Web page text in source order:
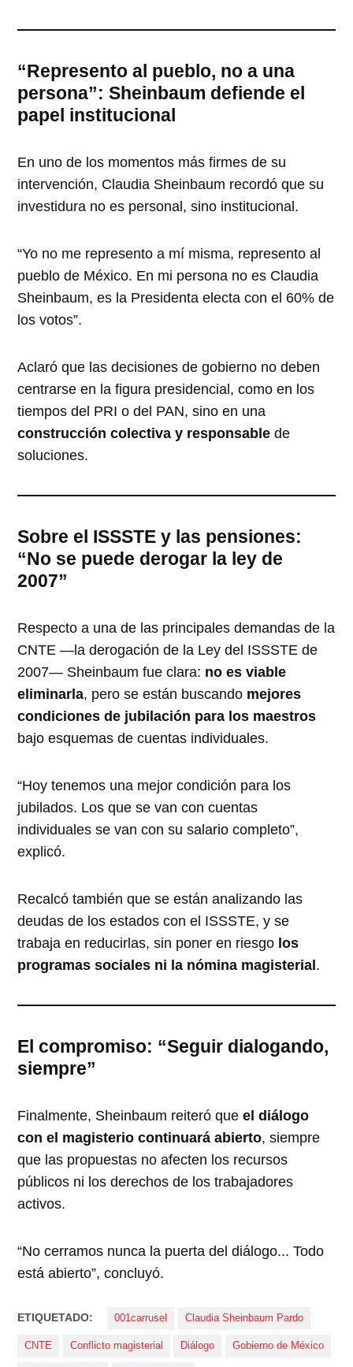
“Represento al pueblo, no a una
persona”: Sheinbaum defiende el
papel institucional
En uno de los momentos más firmes de su
intervención, Claudia Sheinbaum recordó que su
investidura no es personal, sino institucional.
“Yo no me represento a mí misma, represento al
pueblo de México. En mi persona no es Claudia
Sheinbaum, es la Presidenta electa con el 60% de
los votos”.
Aclaró que las decisiones de gobierno no deben
centrarse en la figura presidencial, como en los
tiempos del PRI o del PAN, sino en una
construcción colectiva y responsable de
soluciones.
Sobre el ISSSTE y las pensiones:
“No se puede derogar la ley de
2007”
Respecto a una de las principales demandas de la
CNTE —la derogación de la Ley del ISSSTE de
2007— Sheinbaum fue clara: no es viable
eliminarla, pero se están buscando mejores
condiciones de jubilación para los maestros
bajo esquemas de cuentas individuales.
“Hoy tenemos una mejor condición para los
jubilados. Los que se van con cuentas
individuales se van con su salario completo”,
explicó.
Recalcó también que se están analizando las
deudas de los estados con el ISSSTE, y se
trabaja en reducirlas, sin poner en riesgo los
programas sociales ni la nómina magisterial .
El compromiso: “Seguir dialogando,
siempre”
Finalmente, Sheinbaum reiteró queel diálogo
con el magisterio continuará abierto, siempre
que las propuestas no afecten los recursos
públicos ni los derechos de los trabajadores
activos.
“No cerramos nunca la puerta del diálogo... Todo
está abierto”, concluyó.
ETIQUETADO: 001carrusel Claudia Sheinbaum Pardo
CNTE Conflicto magisterial Diálogo Gobierno de México